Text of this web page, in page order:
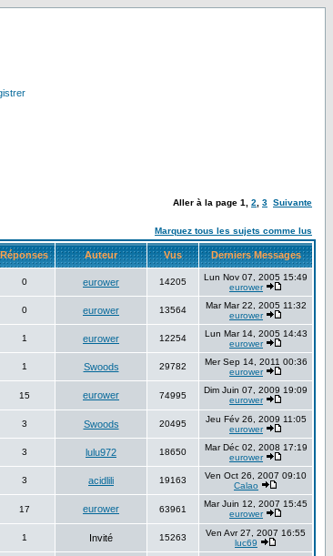
Aller à la page 1 2 3 Suivante
Marquez tous les sujets comme lus
Réponses Auteur Vus Derniers Messages
0 eurower 14205
Lun Nov 07, 2005 15:49
eurower
0 eurower 13564
Mar Mar 22, 2005 11:32
eurower
1 eurower 12254
Lun Mar 14, 2005 14:43
eurower
1 Swoods 29782
Mer Sep 14, 2011 00:36
eurower
15 eurower 74995
Dim Juin 07, 2009 19:09
eurower
3 Swoods 20495
Jeu Fév 26, 2009 11:05
eurower
3 lulu972 18650
Mar Déc 02, 2008 17:19
eurower
3 acidlili 19163
Ven Oct 26, 2007 09:10
Calao
17 eurower 63961
Mar Juin 12, 2007 15:45
eurower
1 Invité 15263
Ven Avr 27, 2007 16:55
luc69